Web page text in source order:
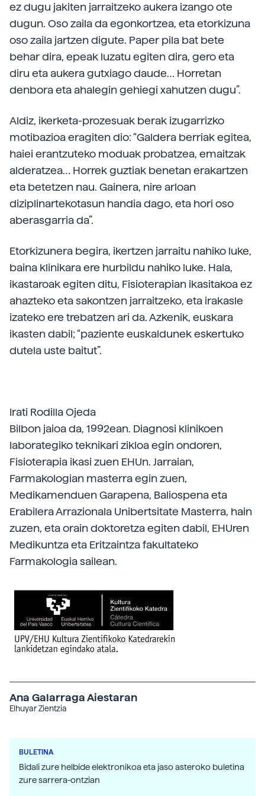
ez dugu jakiten jarraitzeko aukera izango ote
dugun. Oso zaila da egonkortzea, eta etorkizuna
oso zaila jartzen digute. Paper pila bat bete
behar dira, epeak luzatu egiten dira, gero eta
diru eta aukera gutxiago daude… Horretan
denbora eta ahalegin gehiegi xahutzen dugu”.
Aldiz, ikerketa-prozesuak berak izugarrizko
motibazioa eragiten dio: “Galdera berriak egitea,
haiei erantzuteko moduak probatzea, emaitzak
alderatzea… Horrek guztiak benetan erakartzen
eta betetzen nau. Gainera, nire arloan
diziplinartekotasun handia dago, eta hori oso
aberasgarria da”.
Etorkizunera begira, ikertzen jarraitu nahiko luke,
baina klinikara ere hurbildu nahiko luke. Hala,
ikastaroak egiten ditu, Fisioterapian ikasitakoa ez
ahazteko eta sakontzen jarraitzeko, eta irakasle
izateko ere trebatzen ari da. Azkenik, euskara
ikasten dabil; “paziente euskaldunek eskertuko
dutela uste baitut”.
Irati Rodilla Ojeda
Bilbon jaioa da, 1992ean. Diagnosi klinikoen
laborategiko teknikari zikloa egin ondoren,
Fisioterapia ikasi zuen EHUn. Jarraian,
Farmakologian masterra egin zuen,
Medikamenduen Garapena, Baliospena eta
Erabilera Arrazionala Unibertsitate Masterra, hain
zuzen, eta orain doktoretza egiten dabil, EHUren
Medikuntza eta Eritzaintza fakultateko
Farmakologia sailean.
Ana Galarraga Aiestaran
Elhuyar Zientzia
BULETINA
Bidali zure helbide elektronikoa eta jaso asteroko buletina
zure sarrera-ontzian